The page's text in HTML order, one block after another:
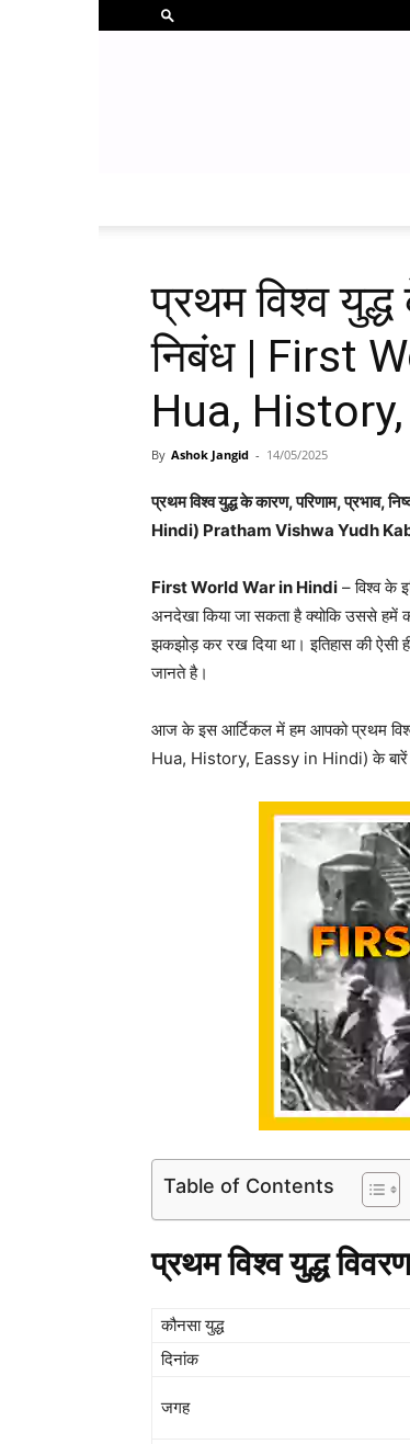
प्रथम विश्व
निबंध | First
Hua,
By Ashok Jangid - 14/05/2025
प्रथम विश्व युद्ध के कारण, परिणाम,
Hindi) Pratham Vishwa Yudh
First World War in Hindi – विश्व के
अनदेखा किया जा सकता है क्योकि उससे हमें
झकझोड़ कर रख दिया था। इतिहास की ऐसी
जानते है।
आज के इस आर्टिकल में हम आपको प्रथम
Hua, History, Eassy in Hindi) के बारें
Table of Contents
प्रथम विश्व युद्ध
कौनसा युद्ध
दिनांक
जगह